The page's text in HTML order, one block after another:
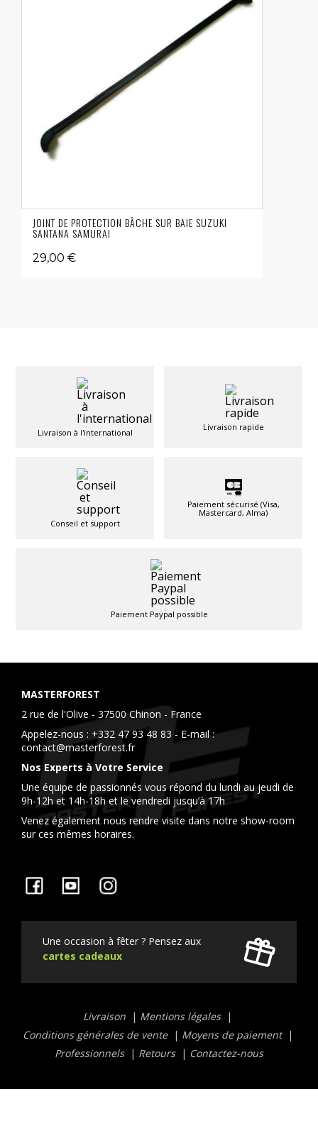
JOINT DE PROTECTION BÂCHE SUR BAIE SUZUKI
SANTANA SAMURAI
29,00 €
Livraison à l'international
Livraison rapide
Conseil et support
Paiement sécurisé (Visa,
Mastercard, Alma)
Paiement Paypal possible
MASTERFOREST
2 rue de l'Olive - 37500 Chinon - France
Appelez-nous : +332 47 93 48 83 - E-mail :
contact@masterforest.fr
Nos Experts à Votre Service
Une équipe de passionnés vous répond du lundi au jeudi de
9h-12h et 14h-18h et le vendredi jusqu’à 17h
Venez également nous rendre visite dans notre show-room
sur ces mêmes horaires.
Facebook YouTube
Une occasion à fêter ? Pensez aux
cartes cadeaux
utiles
Livraison
Mentions légales
Conditions générales de vente
Moyens de paiement
Professionnels
Retours Contactez-nous